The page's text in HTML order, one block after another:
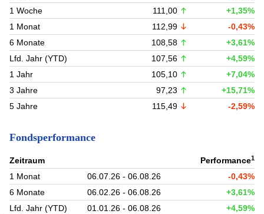
1 Woche
111,00
+1,35%
1 Monat
112,99
-0,43%
6 Monate
108,58
+3,61%
Lfd. Jahr (YTD)
107,56
+4,59%
1 Jahr
105,10
+7,04%
3 Jahre
97,23
+15,71%
5 Jahre
115,49 -2,59%
Fondsperformance
Zeitraum Performance1
1 Monat 06.07.26 - 06.08.26
-0,43%
6 Monate
06.02.26 - 06.08.26
+3,61%
Lfd. Jahr (YTD)
01.01.26 - 06.08.26
+4,59%